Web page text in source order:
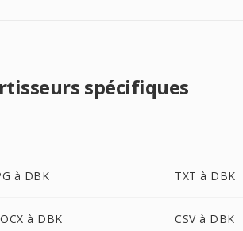
spécifiques
à DBK TXT à DBK
à DBK CSV à DBK